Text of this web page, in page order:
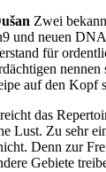
Zwei
und neuen
für
auf den Kopf
das
Lust. Zu sehr
Denn zur
Gebiete